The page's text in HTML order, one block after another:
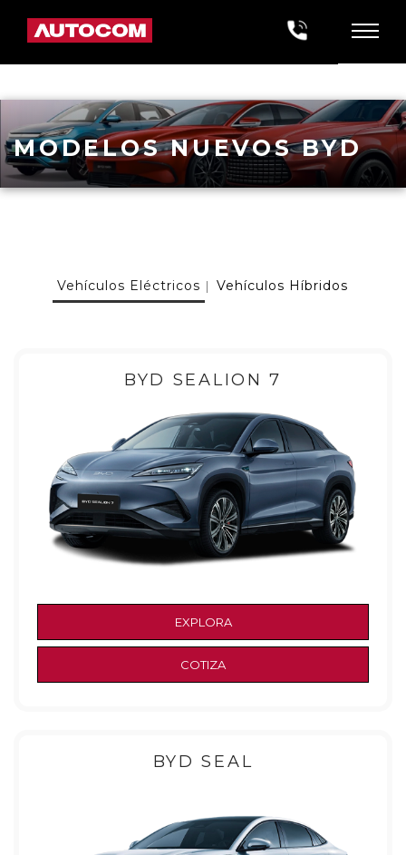
MODELOS NUEVOS BYD
Vehículos Eléctricos | Vehículos Híbridos
BYD SEALION 7
EXPLORA
COTIZA
BYD SEAL